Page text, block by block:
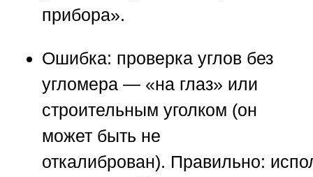
прибора».
Ошибка: проверка углов без
угломера — «на глаз» или
строительным уголком (он
может быть не
откалиброван). Правильно: